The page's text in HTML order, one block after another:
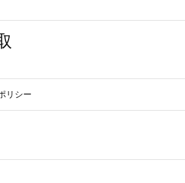
リシー